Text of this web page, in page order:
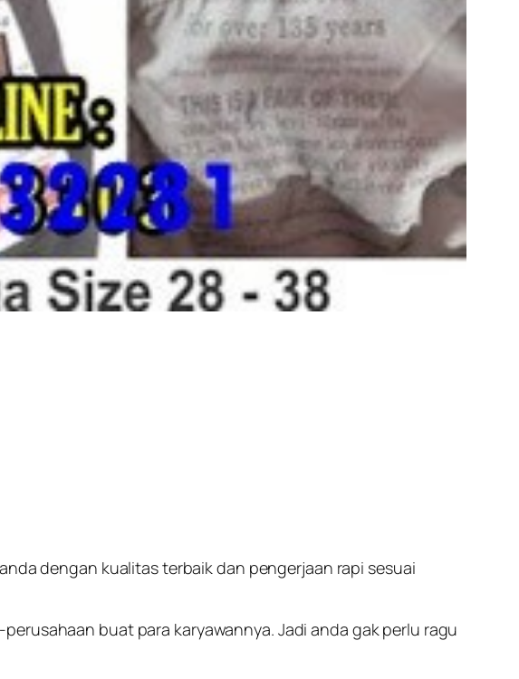
dengan kualitas terbaik dan pengerjaan rapi sesuai
buat para karyawannya. Jadi anda gak perlu ragu